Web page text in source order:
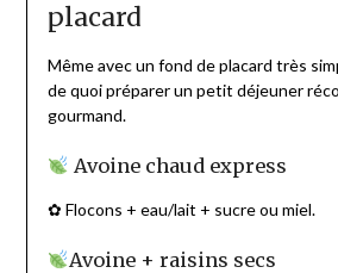
placard
Même avec un fond de placard très
de quoi préparer un petit déjeuner
gourmand.
Avoine chaud express
✿ Flocons + eau/lait + sucre ou miel.
Avoine + raisins secs